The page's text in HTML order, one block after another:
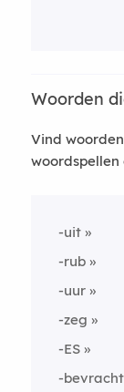
Woorden
Vind
-uit
-rub
-uur
-zeg
-ES
-